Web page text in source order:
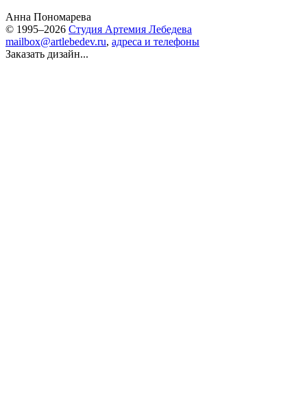
Анна Пономарева
© 1995–2026 Студия Артемия Лебедева
mailbox@artlebedev.ru, адреса и телефоны
Заказать дизайн...